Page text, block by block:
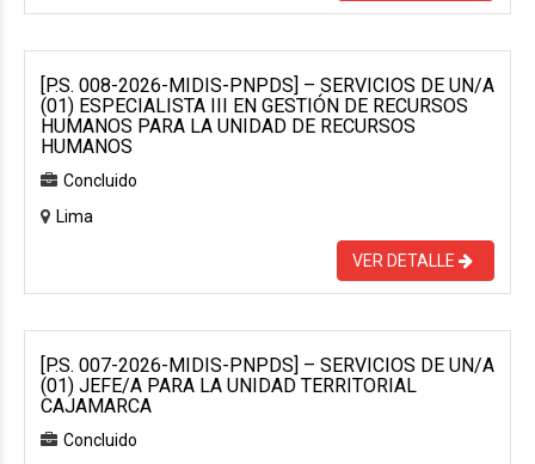
[P.S. 008-2026-MIDIS-PNPDS] – SERVICIOS DE UN/A
(01) ESPECIALISTA III EN GESTIÓN DE RECURSOS
HUMANOS PARA LA UNIDAD DE RECURSOS
HUMANOS
Concluido
Lima
VER DETALLE
[P.S. 007-2026-MIDIS-PNPDS] – SERVICIOS DE UN/A
(01) JEFE/A PARA LA UNIDAD TERRITORIAL
CAJAMARCA
Concluido